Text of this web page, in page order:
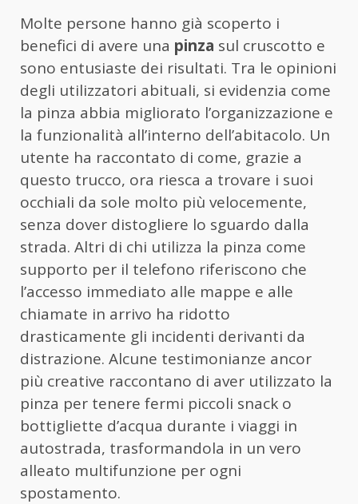
Molte persone hanno già scoperto i
benefici di avere una pinza sul cruscotto e
sono entusiaste dei risultati. Tra le opinioni
degli utilizzatori abituali, si evidenzia come
la pinza abbia migliorato l’organizzazione e
la funzionalità all’interno dell’abitacolo. Un
utente ha raccontato di come, grazie a
questo trucco, ora riesca a trovare i suoi
occhiali da sole molto più velocemente,
senza dover distogliere lo sguardo dalla
strada. Altri di chi utilizza la pinza come
supporto per il telefono riferiscono che
l’accesso immediato alle mappe e alle
chiamate in arrivo ha ridotto
drasticamente gli incidenti derivanti da
distrazione. Alcune testimonianze ancor
più creative raccontano di aver utilizzato la
pinza per tenere fermi piccoli snack o
bottigliette d’acqua durante i viaggi in
autostrada, trasformandola in un vero
alleato multifunzione per ogni
spostamento.